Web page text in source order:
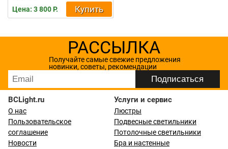
Цена: 3 800 Р. Купить
РАССЫЛКА
Получайте самые свежие предложения
новинки, советы, рекомендации
BCLight.ru
О нас
Пользовательское
соглашение
Новости
Услуги и сервис
Люстры
Подвесные светильники
Потолочные светильники
Бра и настенные